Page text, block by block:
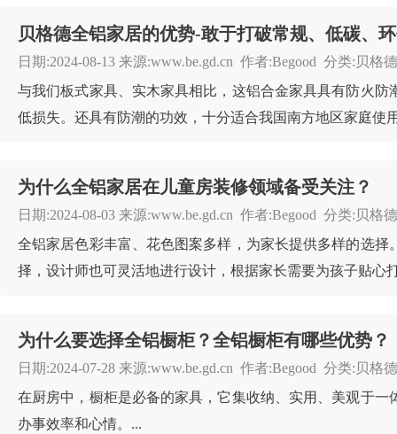
贝格德全铝家居的优势-敢于打破常规、低碳、
日期:2024-08-13 来源:www.be.gd.cn 作者:Begood 分类:贝
与我们板式家具、实木家具相比，这铝合金家具具有防火
低损失。还具有防潮的功效，十分适合我国南方地区家庭使
为什么全铝家居在儿童房装修领域备受关注？
日期:2024-08-03 来源:www.be.gd.cn 作者:Begood 分类:贝格
全铝家居色彩丰富、花色图案多样，为家长提供多样的选
择，设计师也可灵活地进行设计，根据家长需要为孩子贴心
为什么要选择全铝橱柜？全铝橱柜有哪些优势？
日期:2024-07-28 来源:www.be.gd.cn 作者:Begood 分类:贝格
在厨房中，橱柜是必备的家具，它集收纳、实用、美观于
办事效率和心情。...